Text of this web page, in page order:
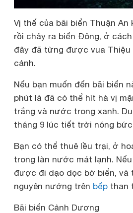
Vị thế của bãi biển Thuận
rồi chảy ra biển Đông, ở
đây đã từng được vua Thiệu
cảnh.
Nếu bạn muốn đến bãi biển
phút là đã có thể hít hà vị
trắng và nước trong xanh.
tháng 9 lúc tiết trời nóng
Bạn có thể thuê lều trại, ở
trong làn nước mát lạnh.
được đi dạo dọc bờ biển,
nguyên nướng trên bếp than
Bãi biển Cảnh Dương